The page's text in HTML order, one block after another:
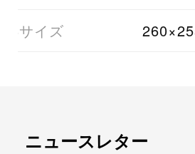
08サイズ
ニュースレター